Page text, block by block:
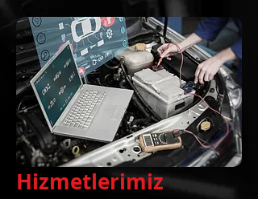
Hizmetlerimiz